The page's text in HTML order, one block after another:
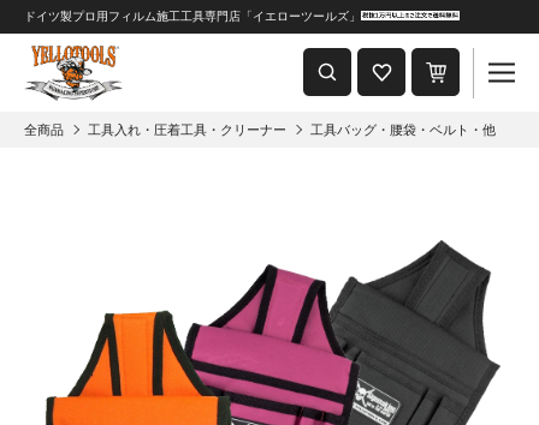
重要なおしらせ
2024年8月1日 価格改定につきまして
ドイツ製プロ用フィルム施工工具専門店「イエローツールズ」
全商品 工具入れ・圧着工具・クリーナー 工具バッグ・腰袋・ベルト・他